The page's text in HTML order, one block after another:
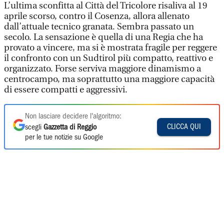
L’ultima sconfitta al Città del Tricolore risaliva al 19
aprile scorso, contro il Cosenza, allora allenato
dall’attuale tecnico granata. Sembra passato un
secolo. La sensazione è quella di una Regia che ha
provato a vincere, ma si è mostrata fragile per reggere
il confronto con un Sudtirol più compatto, reattivo e
organizzato. Forse serviva maggiore dinamismo a
centrocampo, ma soprattutto una maggiore capacità
di essere compatti e aggressivi.
Non lasciare decidere l'algoritmo:
scegli Gazzetta di Reggio
per le tue notizie su Google
CLICCA QUI